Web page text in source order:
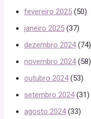
fevereiro 2025 (50)
janeiro 2025 (37)
dezembro 2024(74)
novembro 2024(58)
outubro 2024(53)
setembro 2024(31)
agosto 2024(33)